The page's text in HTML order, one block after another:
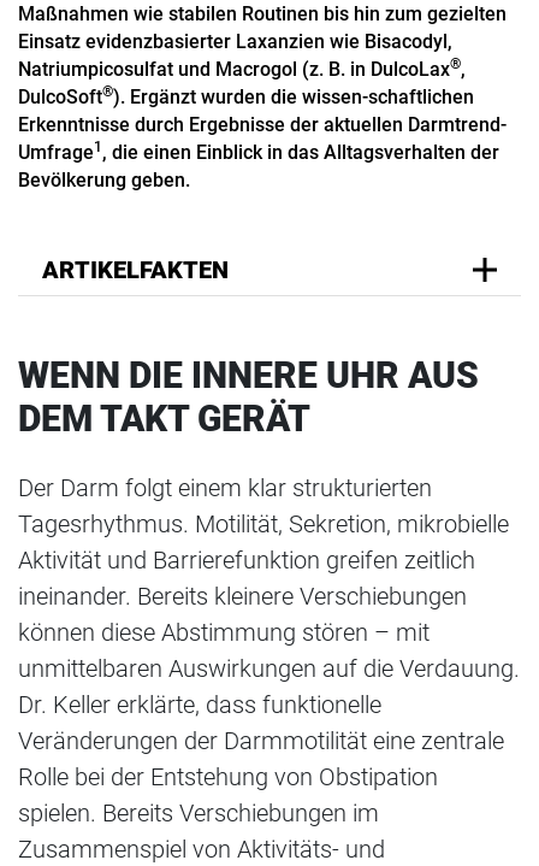
Maßnahmen wie stabilen Routinen bis hin zum gezielten
Einsatz evidenzbasierter Laxanzien wie Bisacodyl,
Natriumpicosulfat und Macrogol (z. B. in DulcoLax®,
DulcoSoft®). Ergänzt wurden die wissen-schaftlichen
Erkenntnisse durch Ergebnisse der aktuellen Darmtrend-
Umfrage1 , die einen Einblick in das Alltagsverhalten der
Bevölkerung geben.
ARTIKELFAKTEN
WENN DIE INNERE UHR AUS
DEM TAKT GERÄT
Der Darm folgt einem klar strukturierten
Tagesrhythmus. Motilität, Sekretion, mikrobielle
Aktivität und Barrierefunktion greifen zeitlich
ineinander. Bereits kleinere Verschiebungen
können diese Abstimmung stören – mit
unmittelbaren Auswirkungen auf die Verdauung.
Dr. Keller erklärte, dass funktionelle
Veränderungen der Darmmotilität eine zentrale
Rolle bei der Entstehung von Obstipation
spielen. Bereits Verschiebungen im
Zusammenspiel von Aktivitäts- und